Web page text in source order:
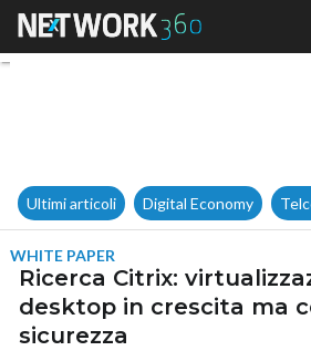
Ricerca
Ultimi articoli Digital Economy
WHITE PAPER
Ricerca Citrix:
desktop in crescita ma
sicurezza